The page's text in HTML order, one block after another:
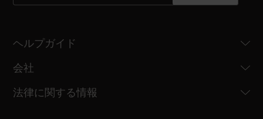
ヘルプガイド
会社
法律に関する情報